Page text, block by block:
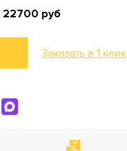
22700 руб
Заказать в 1 клик